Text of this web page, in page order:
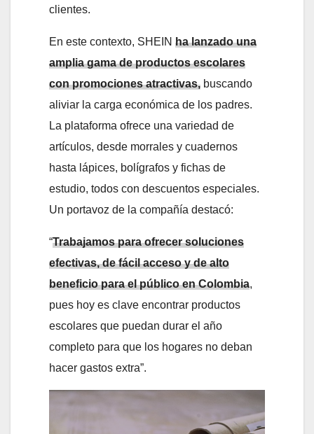
clientes.
En este contexto, SHEIN ha lanzado una
amplia gama de productos escolares
con promociones atractivas, buscando
aliviar la carga económica de los padres.
La plataforma ofrece una variedad de
artículos, desde morrales y cuadernos
hasta lápices, bolígrafos y fichas de
estudio, todos con descuentos especiales.
Un portavoz de la compañía destacó:
“Trabajamos para ofrecer soluciones
efectivas, de fácil acceso y de alto
beneficio para el público en Colombia,
pues hoy es clave encontrar productos
escolares que puedan durar el año
completo para que los hogares no deban
hacer gastos extra”.